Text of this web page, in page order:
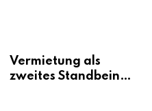
Vermietung als
zweites Standbein: